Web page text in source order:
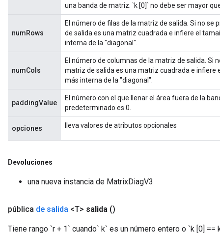
una banda de matriz. `k [0]` no debe ser mayor
numRows
El número de filas de la matriz de salida. Si no
de salida es una matriz cuadrada e infiere el
interna de la "diagonal".
numCols
El número de columnas de la matriz de salida. Si
matriz de salida es una matriz cuadrada e infiere
más interna de la "diagonal".
paddingValue
El número con el que llenar el área fuera de la
predeterminado es 0.
opciones lleva valores de atributos opcionales
Devoluciones
una nueva instancia de MatrixDiagV3
pública de salida <T> salida ()
Tiene rango `r + 1` cuando` k` es un número entero o `k [0] ==